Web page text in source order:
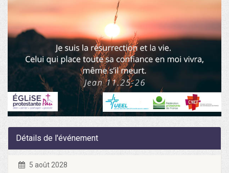
Détails de l'événement
5 août 2028